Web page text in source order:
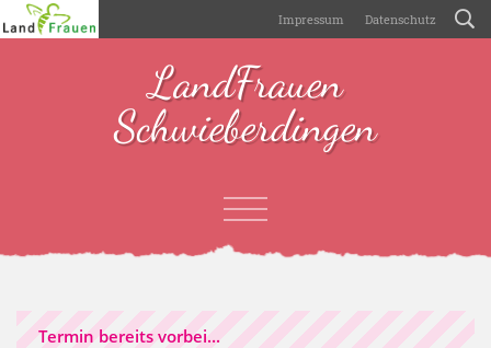
Impressum Datenschutz
LandFrauen
Schwieberdingen
Termin bereits vorbei...